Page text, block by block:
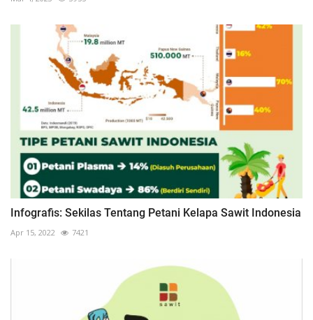
Infografis: Sekilas Tentang Petani Kelapa Sawit Indonesia
Apr 15, 2022 7421